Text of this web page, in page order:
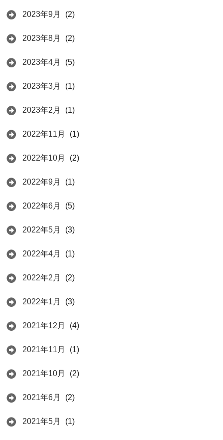
2023年9月 (2)
2023年8月 (2)
2023年4月 (5)
2023年3月 (1)
2023年2月 (1)
2022年11月 (1)
2022年10月 (2)
2022年9月 (1)
2022年6月 (5)
2022年5月 (3)
2022年4月 (1)
2022年2月 (2)
2022年1月 (3)
2021年12月 (4)
2021年11月 (1)
2021年10月 (2)
2021年6月 (2)
2021年5月 (1)